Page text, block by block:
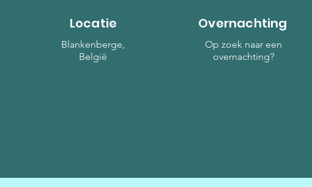
Locatie
Blankenberge,
België
Overnachting
Op zoek naar een
overnachting?